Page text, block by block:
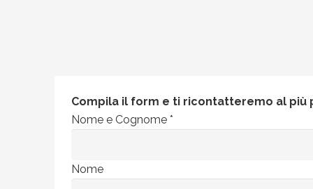
Compila il form e ti ricontatteremo al più
Nome e Cognome *
Nome